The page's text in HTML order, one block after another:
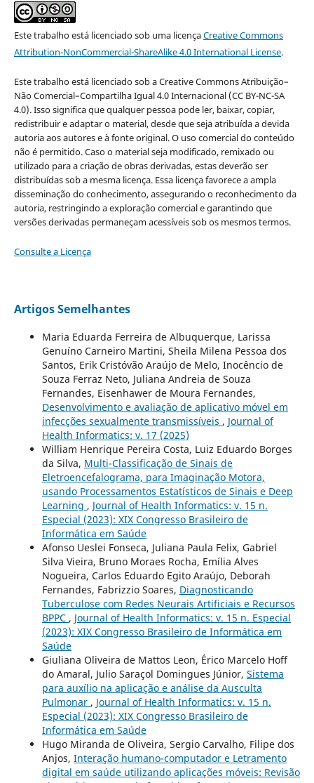
Este trabalho está licenciado sob uma licençaCreative Commons
Attribution-NonCommercial-ShareAlike 4.0 International License.
Este trabalho está licenciado sob a Creative Commons Atribuição–
Não Comercial–Compartilha Igual 4.0 Internacional (CC BY-NC-SA
4.0). Isso significa que qualquer pessoa pode ler, baixar, copiar,
redistribuir e adaptar o material, desde que seja atribuída a devida
autoria aos autores e à fonte original. O uso comercial do conteúdo
não é permitido. Caso o material seja modificado, remixado ou
utilizado para a criação de obras derivadas, estas deverão ser
distribuídas sob a mesma licença. Essa licença favorece a ampla
disseminação do conhecimento, assegurando o reconhecimento da
autoria, restringindo a exploração comercial e garantindo que
versões derivadas permaneçam acessíveis sob os mesmos termos.
Consulte a Licença
Artigos Semelhantes
Maria Eduarda Ferreira de Albuquerque, Larissa
Genuíno Carneiro Martini, Sheila Milena Pessoa dos
Santos, Erik Cristóvão Araújo de Melo, Inocêncio de
Souza Ferraz Neto, Juliana Andreia de Souza
Fernandes, Eisenhawer de Moura Fernandes,
Desenvolvimento e avaliação de aplicativo móvel em
infecções sexualmente transmissíveis , Journal of
Health Informatics: v. 17 (2025)
William Henrique Pereira Costa, Luiz Eduardo Borges
da Silva, Multi-Classificação de Sinais de
Eletroencefalograma, para Imaginação Motora,
usando Processamentos Estatísticos de Sinais e Deep
Learning , Journal of Health Informatics: v. 15 n.
Especial (2023): XIX Congresso Brasileiro de
Informática em Saúde
Afonso Ueslei Fonseca, Juliana Paula Felix, Gabriel
Silva Vieira, Bruno Moraes Rocha, Emília Alves
Nogueira, Carlos Eduardo Egito Araújo, Deborah
Fernandes, Fabrizzio Soares, Diagnosticando
Tuberculose com Redes Neurais Artificiais e Recursos
BPPC , Journal of Health Informatics: v. 15 n. Especial
(2023): XIX Congresso Brasileiro de Informática em
Saúde
Giuliana Oliveira de Mattos Leon, Érico Marcelo Hoff
do Amaral, Julio Saraçol Domingues Júnior, Sistema
para auxílio na aplicação e análise da Ausculta
Pulmonar , Journal of Health Informatics: v. 15 n.
Especial (2023): XIX Congresso Brasileiro de
Informática em Saúde
Hugo Miranda de Oliveira, Sergio Carvalho, Filipe dos
Anjos, Interação humano-computador e Letramento
digital em saúde utilizando aplicações móveis: Revisão